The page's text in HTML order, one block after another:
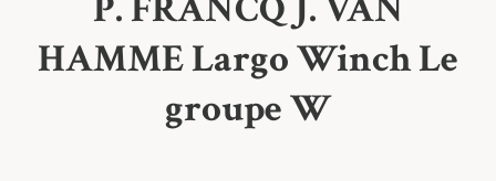
HAMME Largo Winch Le
groupe W